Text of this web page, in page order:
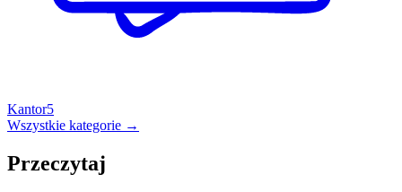
Kantor5
Wszystkie kategorie →
Przeczytaj